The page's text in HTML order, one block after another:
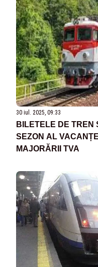
30 iul. 2025, 09:33
BILETELE DE TREN
SEZON AL
MAJORĂRII TVA